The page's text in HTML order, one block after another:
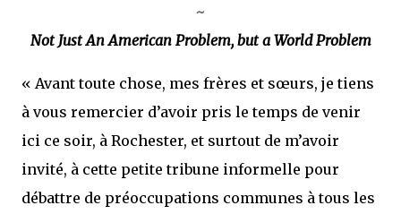
~
Not Just An American Problem, but a World Problem
« Avant toute chose, mes frères et sœurs, je tiens
à vous remercier d’avoir pris le temps de venir
ici ce soir, à Rochester, et surtout de m’avoir
invité, à cette petite tribune informelle pour
débattre de préoccupations communes à tous les